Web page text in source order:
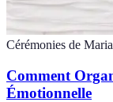
Cérémonies de
Comment
Émotionnelle